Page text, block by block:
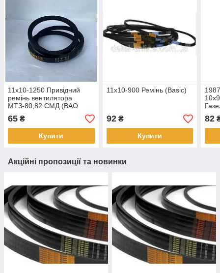
11х10-1250 Привідний
ремінь вентилятора
МТЗ-80,82 СМД (BAO
POWER)
65 ₴
Купити
11х10-900 Ремінь (Basic)
92₴
Купити
82
Акційні пропозиції та новинки